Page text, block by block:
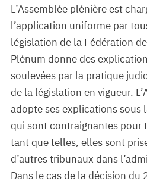
L’Assemblée plénière est
l’application uniforme par
législation de la Fédération
Plénum donne des
soulevées par la pratique
de la législation en vigueur.
adopte ses explications sous
qui sont contraignantes pour
tant que telles, elles sont
d’autres tribunaux dans
Dans le cas de la décision